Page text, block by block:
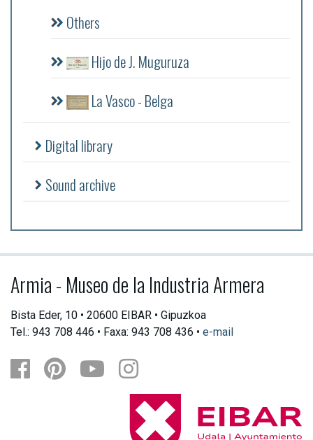
Others
Hijo de J. Muguruza
La Vasco - Belga
Digital library
Sound archive
Armia - Museo de la Industria Armera
Bista Eder, 10 • 20600 EIBAR • Gipuzkoa
Tel.: 943 708 446 • Faxa: 943 708 436 • e-mail